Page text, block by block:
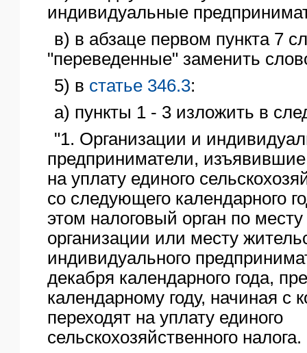
индивидуальные
в) в абзаце первом пункта 7
"переведенные" заменить
5) в статье 346.3:
а) пункты 1 - 3 изложить в
"1. Организации и
предприниматели,
на уплату единого
со следующего календарного
этом налоговый орган по
организации или месту
индивидуального
декабря календарного года,
календарному году, начиная с
переходят на уплату единого
сельскохозяйственного налога.